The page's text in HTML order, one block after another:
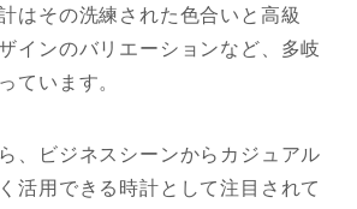
はその洗練された色合いと高級
インのバリエーションなど、多岐
ています。
、ビジネスシーンからカジュアル
活用できる時計として注目されて